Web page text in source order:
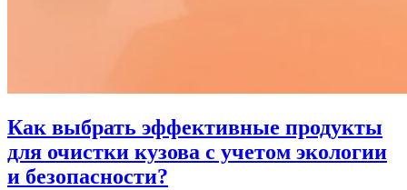
Как выбрать эффективные продукты
для очистки кузова с учетом экологии
и безопасности?